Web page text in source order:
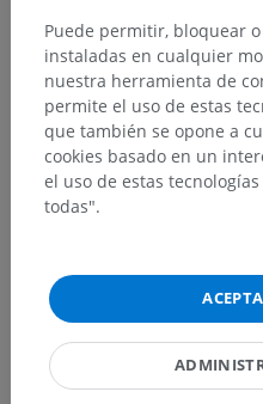
Jerarquía anatómica
Anatomía veterinaria
Partes del cuerpo >
Mama abdominal
Anatomía
Puede permitir, bloquear
instaladas en cualquier
nuestra herramienta de
permite el uso de estas
que también se opone a
cookies basado en un
el uso de estas
todas".